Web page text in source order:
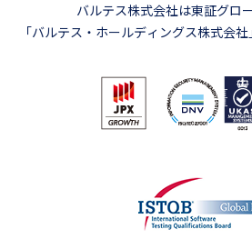
バルテス株式会社は東証グロ
「バルテス・ホールディングス株式会社